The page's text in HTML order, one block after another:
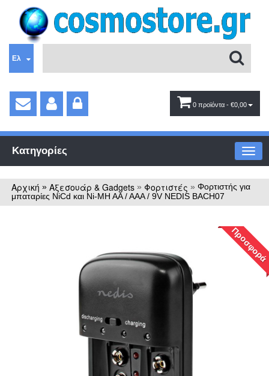
Ελ
0 προϊόντα - €0,00
Κατηγορίες
Αρχική » Αξεσουάρ & Gadgets » Φορτιστές » Φορτιστής για
μπαταρίες NiCd και Ni-MH AA / AAA / 9V NEDIS BACH07
Προσφορά